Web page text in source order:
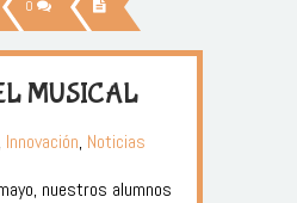
0
MUSICAL
Innovación, Noticias
nuestros alumnos